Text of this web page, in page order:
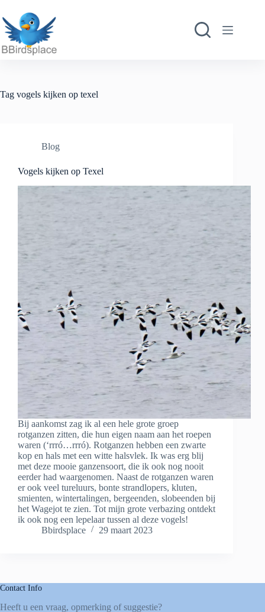
naar
de
inhoud
Tag vogels kijken op texel
Blog
Vogels kijken op Texel
Bij aankomst zag ik al een hele grote groep
rotganzen zitten, die hun eigen naam aan het roepen
waren (‘rrró…rrró). Rotganzen hebben een zwarte
kop en hals met een witte halsvlek. Ik was erg blij
met deze mooie ganzensoort, die ik ook nog nooit
eerder had waargenomen. Naast de rotganzen waren
er ook veel tureluurs, bonte strandlopers, kluten,
smienten, wintertalingen, bergeenden, slobeenden bij
het Wagejot te zien. Tot mijn grote verbazing ontdekt
ik ook nog een lepelaar tussen al deze vogels!
Bbirdsplace
29 maart 2023
Contact Info
Heeft u een vraag, opmerking of suggestie?